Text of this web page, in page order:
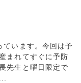
ています。今回は予
まれてすぐに予防
先生と曜日限定で